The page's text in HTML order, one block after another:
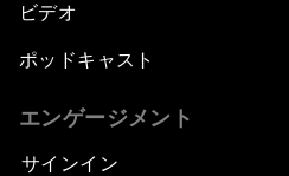
ビデオ
ポッドキャスト
エンゲージメント
サインイン